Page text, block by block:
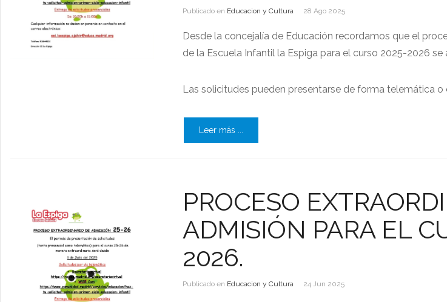
Publicado en Educacion y Cultura 28 Ago 2025
Desde la concejalía de Educación recordamos que el
de la Escuela Infantil la Espiga para el curso 2025-2026 se
Las solicitudes pueden presentarse de forma telemática o
Leer más ...
PROCESO
ADMISIÓN PARA EL
2026.
Publicado en Educacion y Cultura 24 Jun 2025